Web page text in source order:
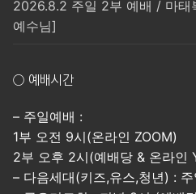
2026.8.2 주일 2부 예배 / 마
예수님]
○ 예배시간
– 주일예배 :
1부 오전 9시(온라인 ZOOM)
2부 오후 2시(예배당 & 온라인
– 다음세대(키즈,유스,청년) :